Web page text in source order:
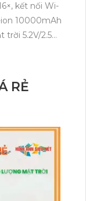
kết nối Wi-
10000mAh
5.2V/2.5W.
RẺ